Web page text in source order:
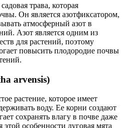
трава, которая
Он является азотфиксатором,
атмосферный азот в
Азот является одним из
для растений, поэтому
повысить плодородие почвы
arvensis)
растение, которое имеет
воду. Ее корни создают
сохранять влагу в почве даже
особенности луговая мята